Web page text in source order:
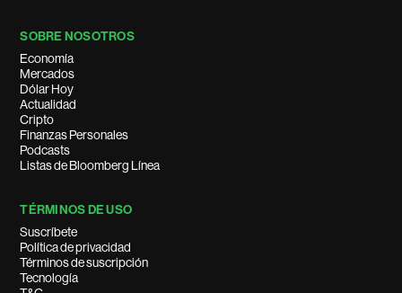
SOBRE NOSOTROS
Economía
Mercados
Dólar Hoy
Actualidad
Cripto
Finanzas Personales
Podcasts
Listas de Bloomberg Línea
TÉRMINOS DE USO
Suscríbete
Política de privacidad
Términos de suscripción
Tecnología